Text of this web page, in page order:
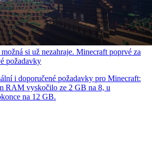
si už nezahraje. Minecraft poprvé za
požadavky
i doporučené požadavky pro Minecraft:
RAM vyskočilo ze 2 GB na 8, u
na 12 GB.